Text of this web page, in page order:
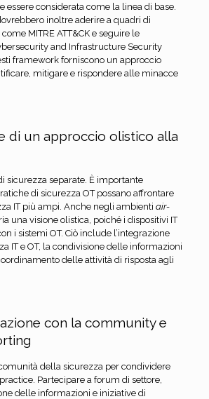
essere considerata come la linea di base.
inoltre aderire a quadri di
MITRE ATT&CK e seguire le
and Infrastructure Security
framework forniscono un approccio
mitigare e rispondere alle minacce
di un approccio olistico alla
sicurezza separate. È importante
di sicurezza OT possano affrontare
IT più ampi. Anche negli ambienti air-
una visione olistica, poiché i dispositivi IT
i sistemi OT. Ciò include l’integrazione
IT e OT, la condivisione delle informazioni
delle attività di risposta agli
con la community e
della sicurezza per condividere
Partecipare a forum di settore,
delle informazioni e iniziative di